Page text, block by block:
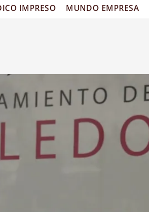
IMPRESO MUNDO EMPRESA